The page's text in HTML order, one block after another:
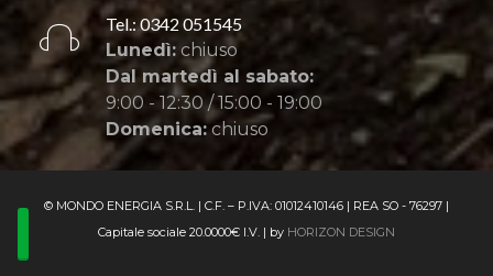
Tel.: 0342 051545
Lunedì: chiuso
Dal martedì al sabato:
9:00 - 12:30 / 15:00 - 19:00
Domenica:chiuso
© MONDO ENERGIA S.R.L. | C.F. – P.IVA: 01012410146 | REA SO - 76297 |
Capitale sociale 20.0000€ I.V. | by HORIZON DESIGN